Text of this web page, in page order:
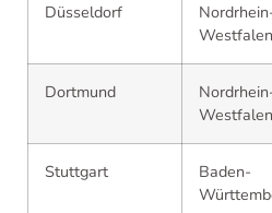
Düsseldorf
Westfalen
Dortmund
Westfalen
Stuttgart
Baden-